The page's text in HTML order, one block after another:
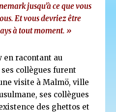
jusqu’à ce que vous
Et vous devriez être
à tout moment. »
en racontant au
collègues furent
visite à Malmö, ville
ses collègues
des ghettos et